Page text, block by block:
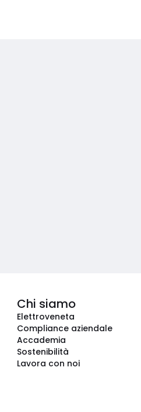
Chi siamo
Elettroveneta
Compliance aziendale
Accademia
Sostenibilità
Lavora con noi